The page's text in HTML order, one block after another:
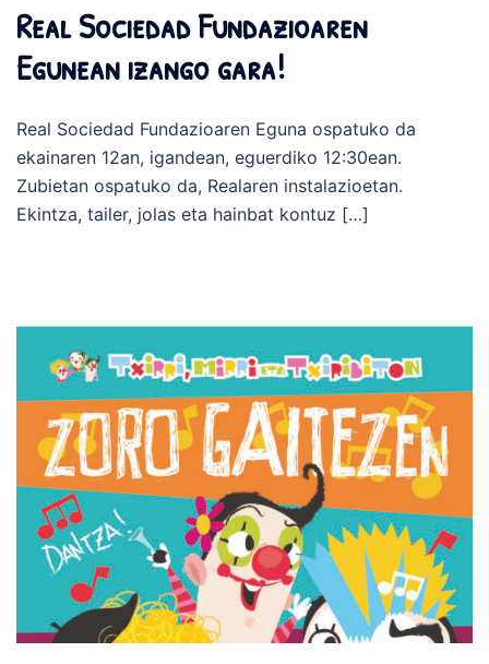
Real Sociedad Fundazioaren
Egunean izango gara!
Real Sociedad Fundazioaren Eguna ospatuko da
ekainaren 12an, igandean, eguerdiko 12:30ean.
Zubietan ospatuko da, Realaren instalazioetan.
Ekintza, tailer, jolas eta hainbat kontuz […]